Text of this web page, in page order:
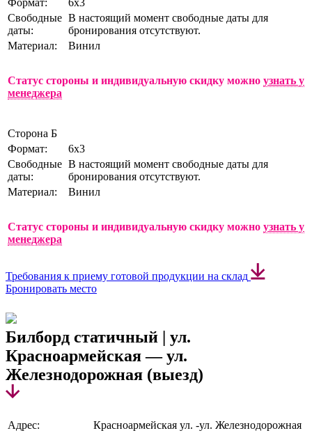
Свободные
даты:
В настоящий момент свободные даты для
бронирования отсутствуют.
Материал:
Винил
Статус стороны и индивидуальную скидку можно узнать у
менеджера
Сторона Б
Формат:
6х3
Свободные
даты:
В настоящий момент свободные даты для
бронирования отсутствуют.
Материал:
Винил
Статус стороны и индивидуальную скидку можно узнать у
менеджера
Требования к приему готовой продукции на склад
Бронировать место
Билборд статичный | ул.
Красноармейская — ул.
Железнодорожная (выезд)
Адрес:
Красноармейская ул. -ул. Железнодорожная